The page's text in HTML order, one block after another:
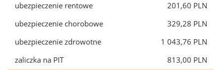
ubezpieczenie rentowe
201,60 PLN
ubezpieczenie chorobowe
329,28 PLN
ubezpieczenie zdrowotne
1 043,76 PLN
zaliczka na PIT
813,00 PLN